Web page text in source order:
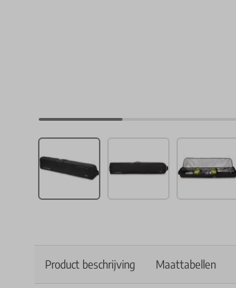
Product beschrijving Maattabellen